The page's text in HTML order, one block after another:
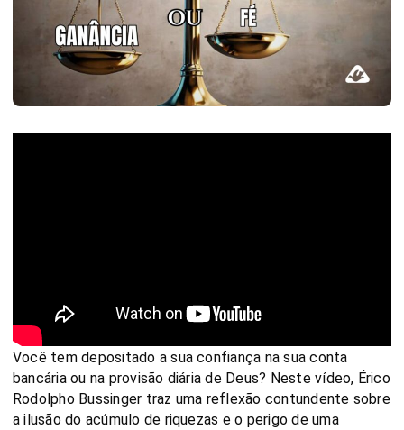
Você tem depositado a sua confiança na sua conta
bancária ou na provisão diária de Deus? Neste vídeo, Érico
Rodolpho Bussinger traz uma reflexão contundente sobre
a ilusão do acúmulo de riquezas e o perigo de uma